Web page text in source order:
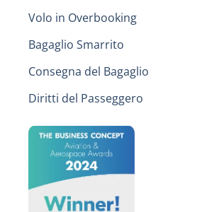
Volo in Overbooking
Bagaglio Smarrito
Consegna del Bagaglio
Diritti del Passeggero